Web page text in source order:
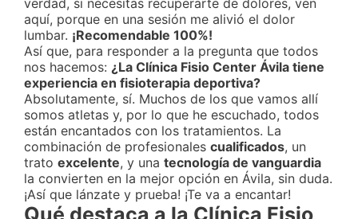
verdad, si necesitas recuperarte de dolores, ven
aquí, porque en una sesión me alivió el dolor
lumbar. ¡Recomendable 100%!
Así que, para responder a la pregunta que todos
nos hacemos: ¿La Clínica Fisio Center Ávila tiene
experiencia en fisioterapia deportiva?
Absolutamente, sí. Muchos de los que vamos allí
somos atletas y, por lo que he escuchado, todos
están encantados con los tratamientos. La
combinación de profesionales cualificados, un
trato excelente, y una tecnología de vanguardia
la convierten en la mejor opción en Ávila, sin duda.
¡Así que lánzate y prueba! ¡Te va a encantar!
Qué destaca a la Clínica Fisio